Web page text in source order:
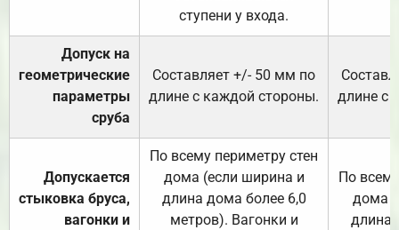
ступени у входа.
Допуск на
геометрические
параметры
сруба
Составляет +/- 50 мм по
длине с каждой стороны.
длине с
Допускается
стыковка бруса,
вагонки и
По всему периметру стен
дома (если ширина и
длина дома более 6,0
метров). Вагонки и
По
дома
длина